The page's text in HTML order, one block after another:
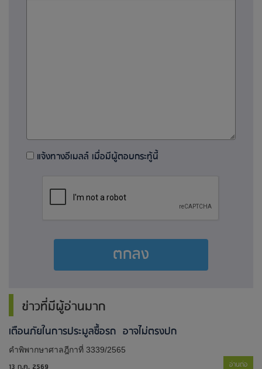
แจ้งทางอีเมลล์ เมื่อมีผู้ตอบกระทู้นี้
ตกลง
ข่าวที่มีผู้อ่านมาก
เตือนภัยในการประมูลซื้อรถ อาจไม่ตรงปก
คำพิพากษาศาลฎีกาที่ 3339/2565
อ่านต่อ